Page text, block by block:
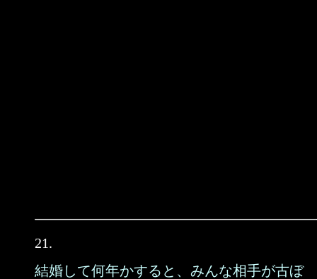
21.
結婚して何年かすると、みんな相手が古ぼ